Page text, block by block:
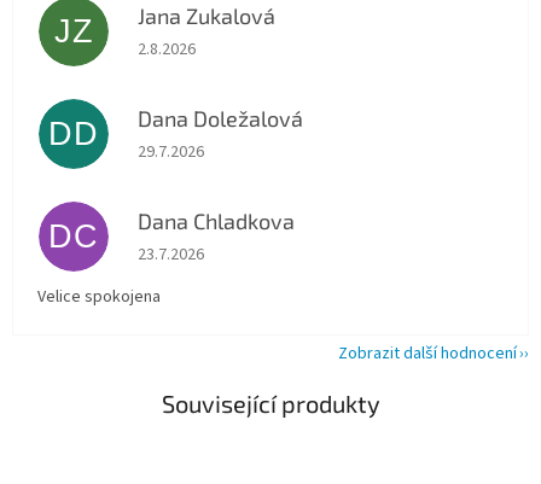
JZ Jana Zukalová
Hodnocení obchodu je 5 z 5 hvězdiček.
2.8.2026
DD Dana Doležalová
Hodnocení obchodu je 5 z 5 hvězdiček.
29.7.2026
DC Dana Chladkova
Hodnocení obchodu je 5 z 5 hvězdiček.
23.7.2026
Velice spokojena
Zobrazit další hodnocení
Související produkty